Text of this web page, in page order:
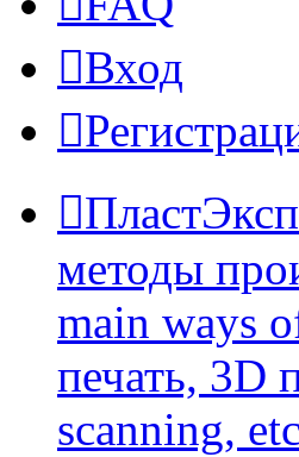
Вход
методы
main ways
печать, 3D
scanning, etc